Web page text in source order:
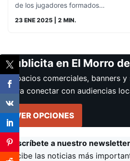
de los jugadores formados…
23 ENE 2025 | 2 MIN.
Publicita en El Morro
Espacios comerciales, banners
para conectar con audiencias
VER OPCIONES
Suscríbete a nuestro newsletter
Recibe las noticias más